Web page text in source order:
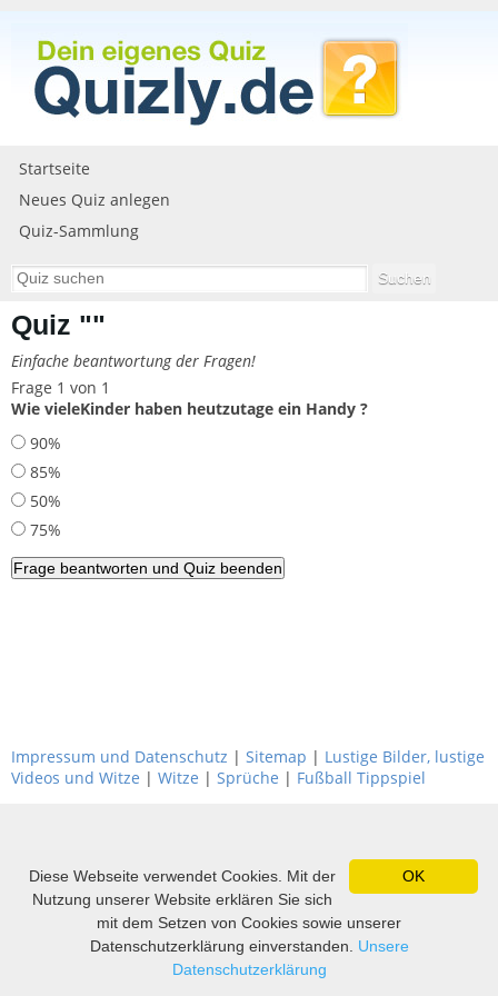
Startseite
Neues Quiz anlegen
Quiz-Sammlung
Quiz ""
Einfache beantwortung der Fragen!
Frage 1 von 1
Wie vieleKinder haben heutzutage ein Handy ?
90%
85%
50%
75%
Impressum und Datenschutz | Sitemap | Lustige Bilder, lustige
Videos und Witze | Witze | Sprüche | Fußball Tippspiel
OK
Diese Webseite verwendet Cookies. Mit der
Nutzung unserer Website erklären Sie sich
mit dem Setzen von Cookies sowie unserer
Datenschutzerklärung einverstanden. Unsere
Datenschutzerklärung